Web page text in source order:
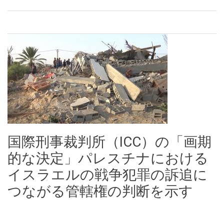
国際刑事裁判所（ICC）の「画期
的な決定」パレスチナにおける
イスラエルの戦争犯罪の訴追に
つながる管轄権の判断を示す